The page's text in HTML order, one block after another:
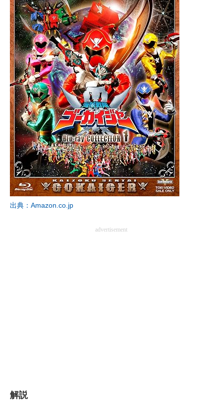
スマホと通信の最新トレンド
進化するPCとデバイスの未来
好きが集まる 比べて選べる
ビジネスと働き方のヒント
AI活用のいまが分かる
企業ITのトレンドを詳説
経営リーダーのコミュニティ
マーケ×ITの今がよく分かる
ITエンジニア向け専門サイト
企業向けIT製品の総合サイト
出典：Amazon.co.jp
advertisement
解説